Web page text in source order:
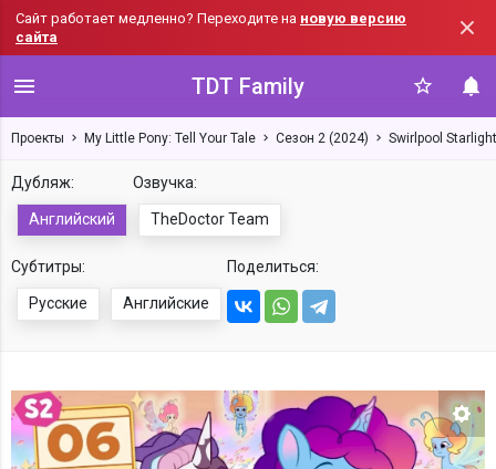
Сайт работает медленно? Переходите на новую версию
сайта
TDT Family
Проекты My Little Pony: Tell Your Tale Сезон 2 (2024) Swirlpool Starlight
Дубляж:
Английский
Озвучка:
TheDoctor Team
Субтитры:
Русские Английские
Поделиться: